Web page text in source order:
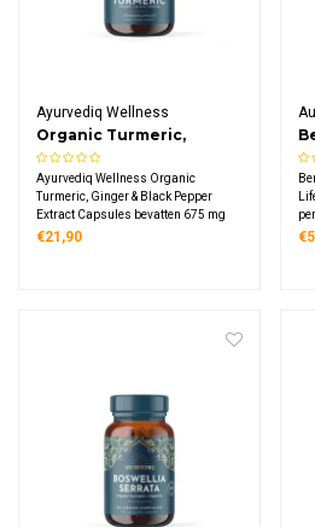
Ayurvediq Wellness
Organic Turmeric,
Ginger & Black Pepper
Extract Capsules
Ayurvediq Wellness Organic
Turmeric, Ginger & Black Pepper
Extract Capsules bevatten 675 mg
biologische kurkuma, gecombineerd
€21,90